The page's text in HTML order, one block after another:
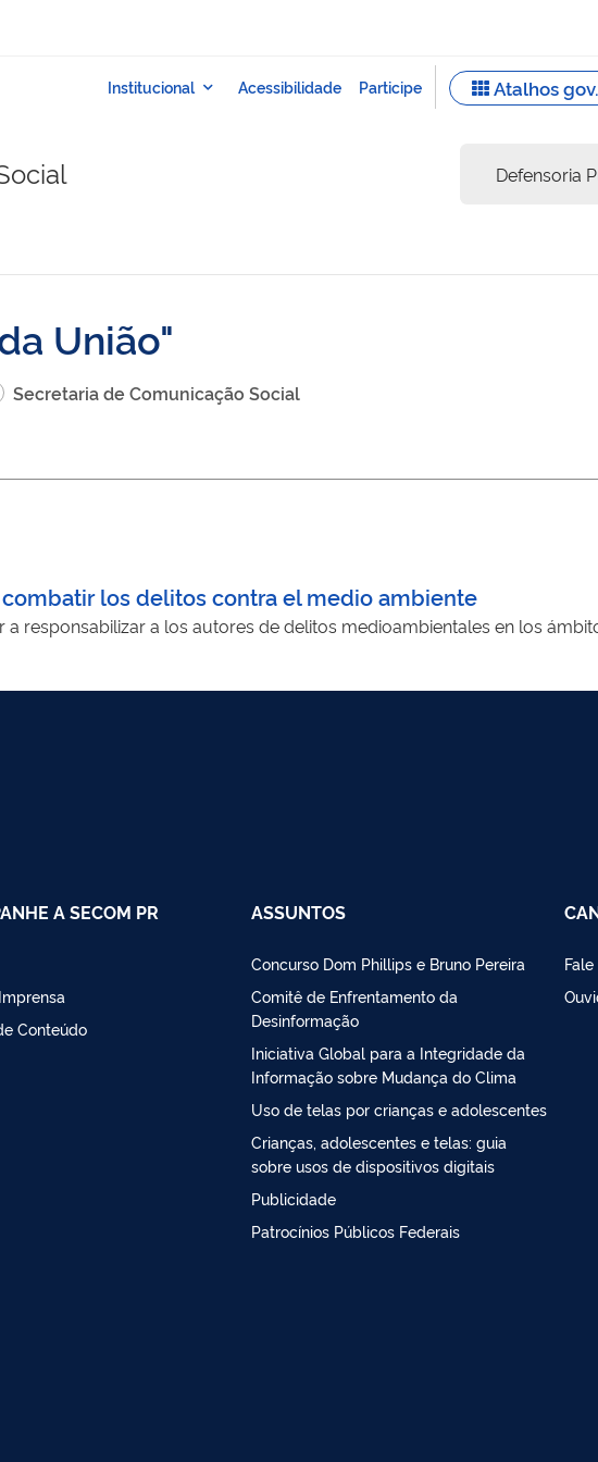
União
Secretaria de Comunicação Social
los delitos contra el medio ambiente
responsabilizar a los autores de delitos medioambientales en los
A SECOM PR
Conteúdo
ASSUNTOS
Concurso Dom Phillips e Bruno Pereira
Comitê de Enfrentamento da
Desinformação
Iniciativa Global para a Integridade da
Informação sobre Mudança do Clima
Uso de telas por crianças e adolescentes
Crianças, adolescentes e telas: guia
sobre usos de dispositivos digitais
Publicidade
Patrocínios Públicos Federais